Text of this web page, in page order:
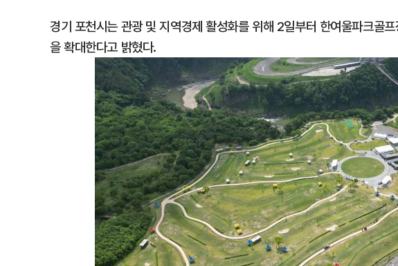
경기 포천시는 관광 및 지역경제 활성화를 위해 2일부터 한여울파크골
을 확대한다고 밝혔다.